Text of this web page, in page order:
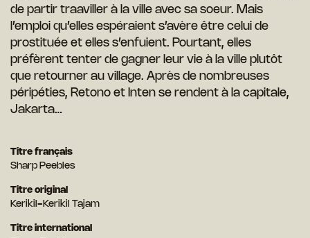
de partir traaviller à la ville avec sa soeur. Mais
l’emploi qu’elles espéraient s’avère être celui de
prostituée et elles s’enfuient. Pourtant, elles
préfèrent tenter de gagner leur vie à la ville plutôt
que retourner au village. Après de nombreuses
péripéties, Retono et Inten se rendent à la capitale,
Jakarta…
Titre français
Sharp Peebles
Titre original
Kerikil-Kerikil Tajam
Titre international